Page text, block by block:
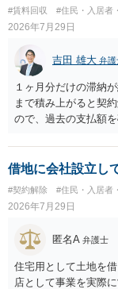
#賃料回収 #住民・入居者
2026年7月29日
吉田 雄大 弁護
１ヶ月分だけの滞納
まで積み上がると契
ので、過去の支払額
た理由は気になると
います。
借地に会社設立し
#契約解除 #住民・入居者
2026年7月29日
匿名A 弁護士
住宅用として土地を
店として事業を実際